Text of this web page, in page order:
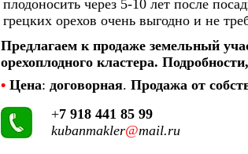
плодоносить через 5-10 лет после
грецких орехов очень выгодно и не
Предлагаем к продаже земельный
орехоплодного кластера.
• Цена: договорная. Продажа от
+7 918 441 85 99
kubanmakler@mail.ru